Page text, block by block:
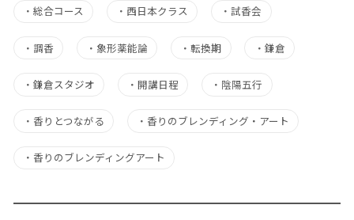
・ 総合コース ・ 西日本クラス ・試香会
・ 調香 ・ 象形薬能論 ・転換期 ・ 鎌倉
・ 鎌倉スタジオ ・開講日程 ・ 陰陽五行
・ 香りとつながる ・ 香りのブレンディング・アート
・ 香りのブレンディングアート